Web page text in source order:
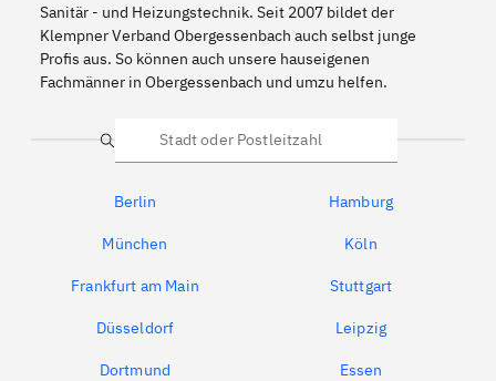
Sanitär - und Heizungstechnik. Seit 2007 bildet der
Klempner Verband Obergessenbach auch selbst junge
Profis aus. So können auch unsere hauseigenen
Fachmänner in Obergessenbach und umzu helfen.
Suche
Berlin Hamburg
München Köln
Frankfurt am Main Stuttgart
Düsseldorf Leipzig
Dortmund Essen